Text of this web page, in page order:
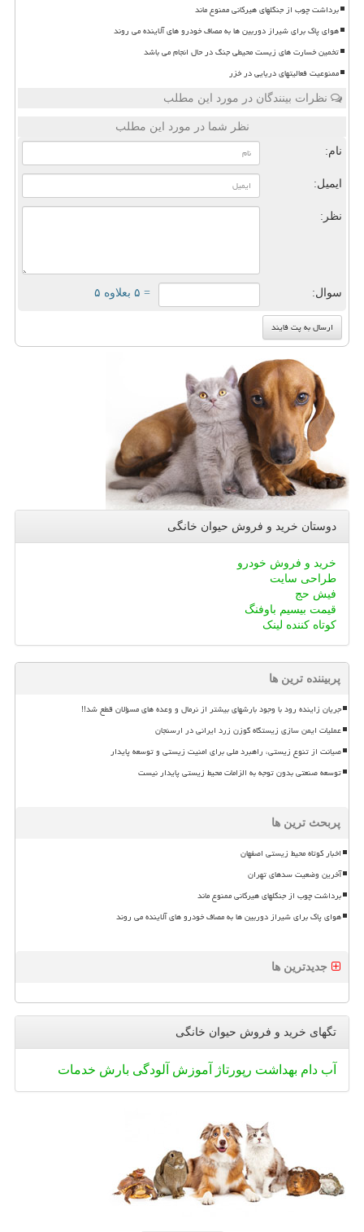
برداشت چوب از جنگلهای هیرکانی ممنوع ماند
هوای پاک برای شیراز دوربین ها به مصاف خودرو های آلاینده می روند
تخمین خسارت های زیست محیطی جنگ در حال انجام می باشد
ممنوعیت فعالیتهای دریایی در خزر
نظرات بینندگان در مورد این مطلب
نظر شما در مورد این مطلب
نام:
ایمیل:
نظر:
سوال: = ۵ بعلاوه ۵
دوستان خرید و فروش حیوان خانگی
خرید و فروش خودرو
طراحی سایت
فیش حج
قیمت بیسیم باوفنگ
کوتاه کننده لینک
پربیننده ترین ها
جریان زاینده رود با وجود بارشهای بیشتر از نرمال و وعده های مسؤلان قطع شد!!
عملیات ایمن سازی زیستگاه گوزن زرد ایرانی در ارسنجان
صیانت از تنوع زیستی، راهبرد ملی برای امنیت زیستی و توسعه پایدار
توسعه صنعتی بدون توجه به الزامات محیط زیستی پایدار نیست
پربحث ترین ها
اخبار کوتاه محیط زیستی اصفهان
آخرین وضعیت سدهای تهران
برداشت چوب از جنگلهای هیرکانی ممنوع ماند
هوای پاک برای شیراز دوربین ها به مصاف خودرو های آلاینده می روند
جدیدترین ها
تگهای خرید و فروش حیوان خانگی
آب دام بهداشت رپورتاژ آموزش آلودگی بارش خدمات